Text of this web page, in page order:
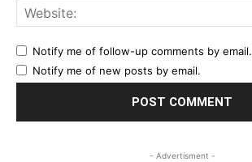
Notify me of follow-up comments by email.
Notify me of new posts by email.
- Advertisment -